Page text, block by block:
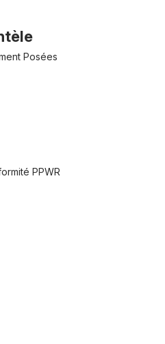
Posées
PPWR